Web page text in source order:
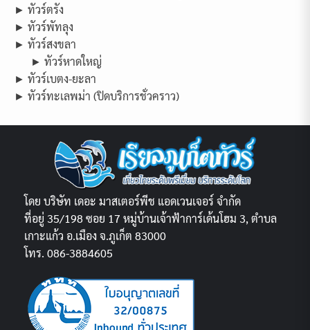
► ทัวร์ตรัง
► ทัวร์พัทลุง
► ทัวร์สงขลา
► ทัวร์หาดใหญ่
► ทัวร์เบตง-ยะลา
► ทัวร์ทะเลพม่า (ปิดบริการชั่วคราว)
โดย บริษัท เดอะ มาสเตอร์พีช แอดเวนเจอร์ จำกัด
ที่อยู่ 35/198 ซอย 17 หมู่บ้านเจ้าฟ้าการ์เด้นโฮม 3, ตำบล
เกาะแก้ว อ.เมือง จ.ภูเก็ต 83000
โทร. 086-3884605